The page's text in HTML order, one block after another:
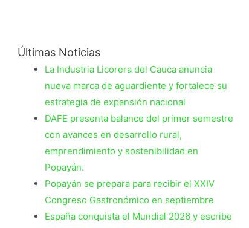
Últimas Noticias
La Industria Licorera del Cauca anuncia
nueva marca de aguardiente y fortalece su
estrategia de expansión nacional
DAFE presenta balance del primer semestre
con avances en desarrollo rural,
emprendimiento y sostenibilidad en
Popayán.
Popayán se prepara para recibir el XXIV
Congreso Gastronómico en septiembre
España conquista el Mundial 2026 y escribe